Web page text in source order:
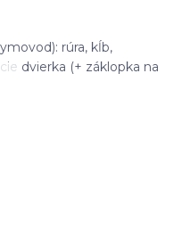
rúra, kĺb,
dvierka (+ záklopka na